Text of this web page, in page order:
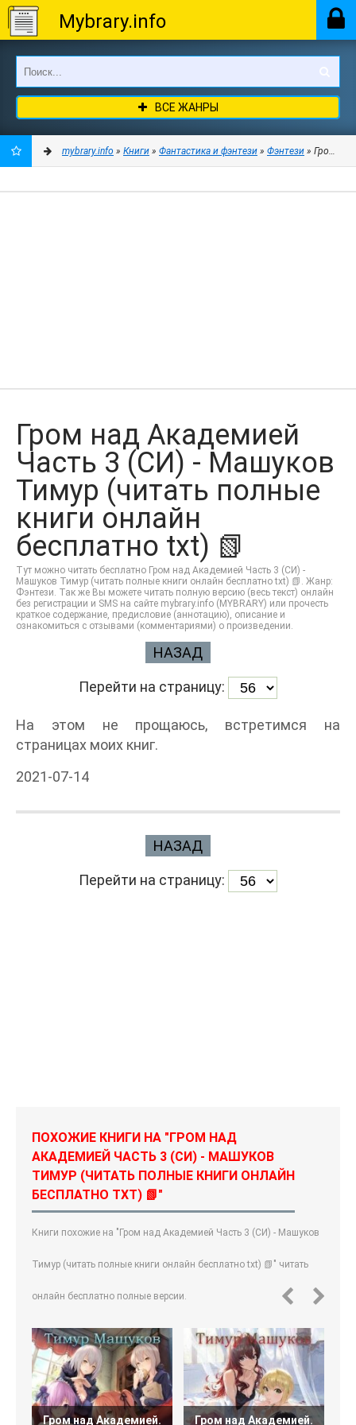
Mybrary.info
ВСЕ ЖАНРЫ
mybrary.info » Книги » Фантастика и фэнтези » Фэнтези » Гром
Гром над Академией
Часть 3 (СИ) - Машуков
Тимур (читать полные
книги онлайн
бесплатно txt) 📗
Тут можно читать бесплатно Гром над Академией Часть 3 (СИ) -
Машуков Тимур (читать полные книги онлайн бесплатно txt) 📗. Жанр:
Фэнтези. Так же Вы можете читать полную версию (весь текст) онлайн
без регистрации и SMS на сайте mybrary.info (MYBRARY) или прочесть
краткое содержание, предисловие (аннотацию), описание и
ознакомиться с отзывами (комментариями) о произведении.
НАЗАД
Перейти на страницу:
На этом не прощаюсь, встретимся на
страницах моих книг.
2021-07-14
НАЗАД
Перейти на страницу:
ПОХОЖИЕ КНИГИ НА "ГРОМ НАД
АКАДЕМИЕЙ ЧАСТЬ 3 (СИ) - МАШУКОВ
ТИМУР (ЧИТАТЬ ПОЛНЫЕ КНИГИ ОНЛАЙН
БЕСПЛАТНО TXT) 📗"
Книги похожие на "Гром над Академией Часть 3 (СИ) - Машуков
Тимур (читать полные книги онлайн бесплатно txt) 📗" читать
онлайн бесплатно полные версии.
Гром над Академией. Гром над Академией.